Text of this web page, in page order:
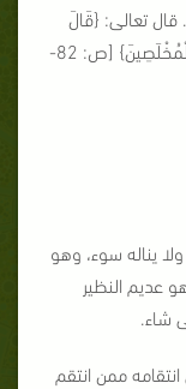
تعالى: {قَالَ
} [ص: 82-
ولا يناله سوء، وهو
عديم النظير
شاء.
ممن انتقم